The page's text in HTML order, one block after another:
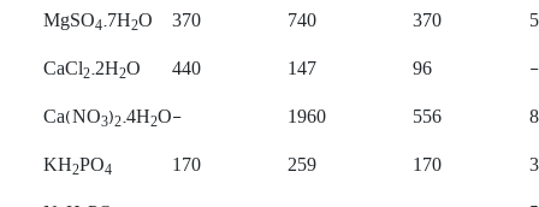
MgSO4.7H2O 370 740 370
CaCl2.2H2O 440 147 96
-
Ca(NO3)2.4H2O- 1960 556
KH2PO4 170 259 170